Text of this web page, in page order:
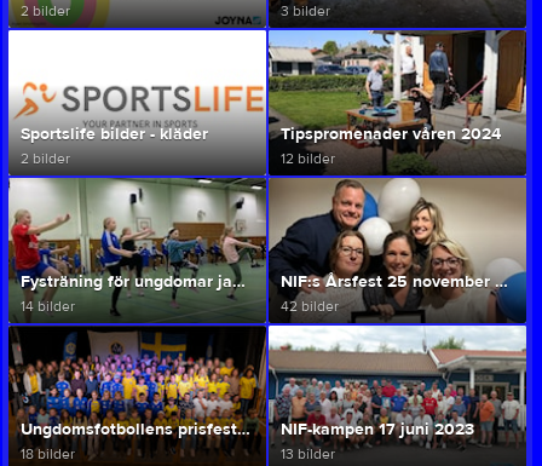
2 bilder 3 bilder
Sportslife bilder - kläder
2 bilder
Tipspromenader våren 2024
12 bilder
Fysträning för ungdomar januari-februari 2024
14 bilder
NIF:s Årsfest 25 november 2023
42 bilder
Ungdomsfotbollens prisfest 27 nov 2023
18 bilder
NIF-kampen 17 juni 2023
13 bilder